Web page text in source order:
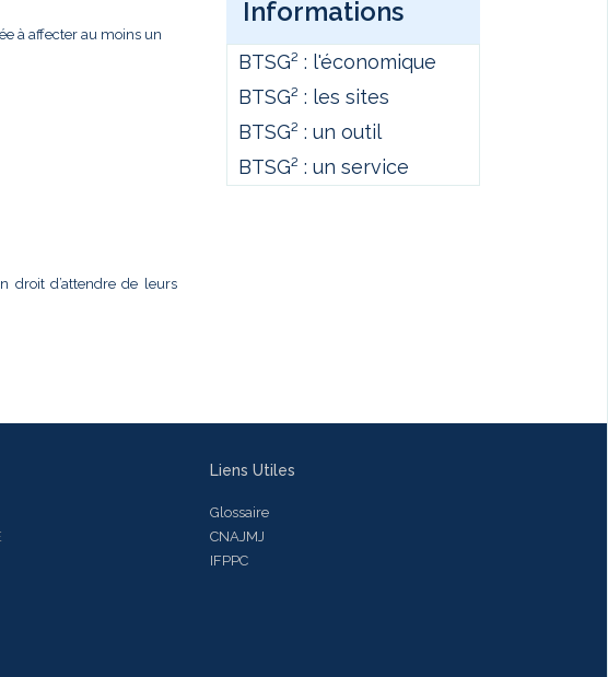
à affecter au moins un
droit d’attendre de leurs
Informations
BTSG² : l'économique
BTSG² : les sites
BTSG² : un outil
BTSG² : un service
Liens Utiles
Glossaire
CNAJMJ
IFPPC